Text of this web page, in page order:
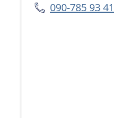
090-785 93 41